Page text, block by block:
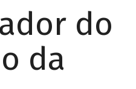
do
da